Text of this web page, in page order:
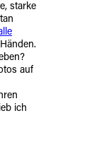
starke
auf
ich